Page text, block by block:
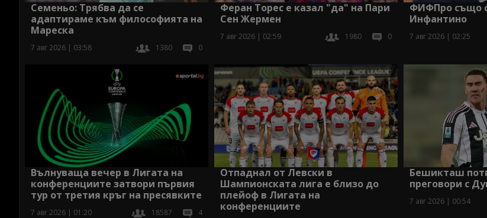
Семеньо: Трябва да се
адаптираме към философията на
Мареска
7 авг 2026 | 03:58 1380 0
Феран Торес е казал "да" на Пари
Сен Жермен
7 авг 2026 | 02:59 1980 0
ФИФПро също
Инфантино
7 авг 2026 | 02:25
Вълнуваща вечер в Лигата на
конференциите затвори първия
тур от третия кръг на пресявките
7 авг 2026 | 01:20 18587 4
Отпаднал от Левски в
Шампионската лига е близо до
плейоф в Лигата на
конференциите
Бешикташ
преговори с
7 авг 2026 | 00:54